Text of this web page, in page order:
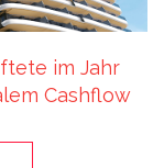
im Jahr
Cashflow